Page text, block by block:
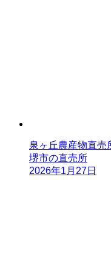
泉ヶ丘農産物直売
堺市の直売所
2026年1月27日